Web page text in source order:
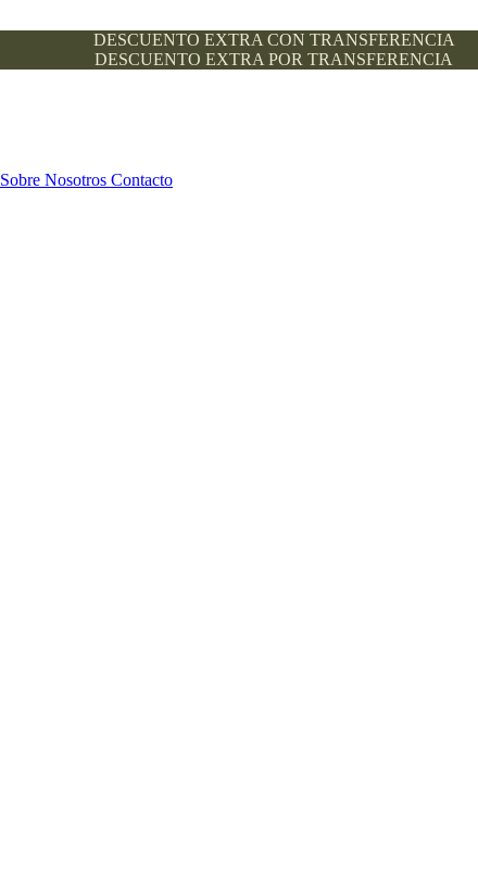
DESCUENTO EXTRA CON TRANSFERENCIA
DESCUENTO EXTRA POR TRANSFERENCIA
Sobre Nosotros Contacto